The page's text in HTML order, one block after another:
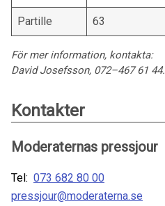
Partille 63
För mer information, kontakta:
David Josefsson, 072–467 61 44.
Kontakter
Moderaternas pressjour
Tel: 073 682 80 00
pressjour@moderaterna.se